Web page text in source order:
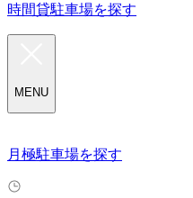
時間貸駐車場を探す
MENU
月極駐車場を探す